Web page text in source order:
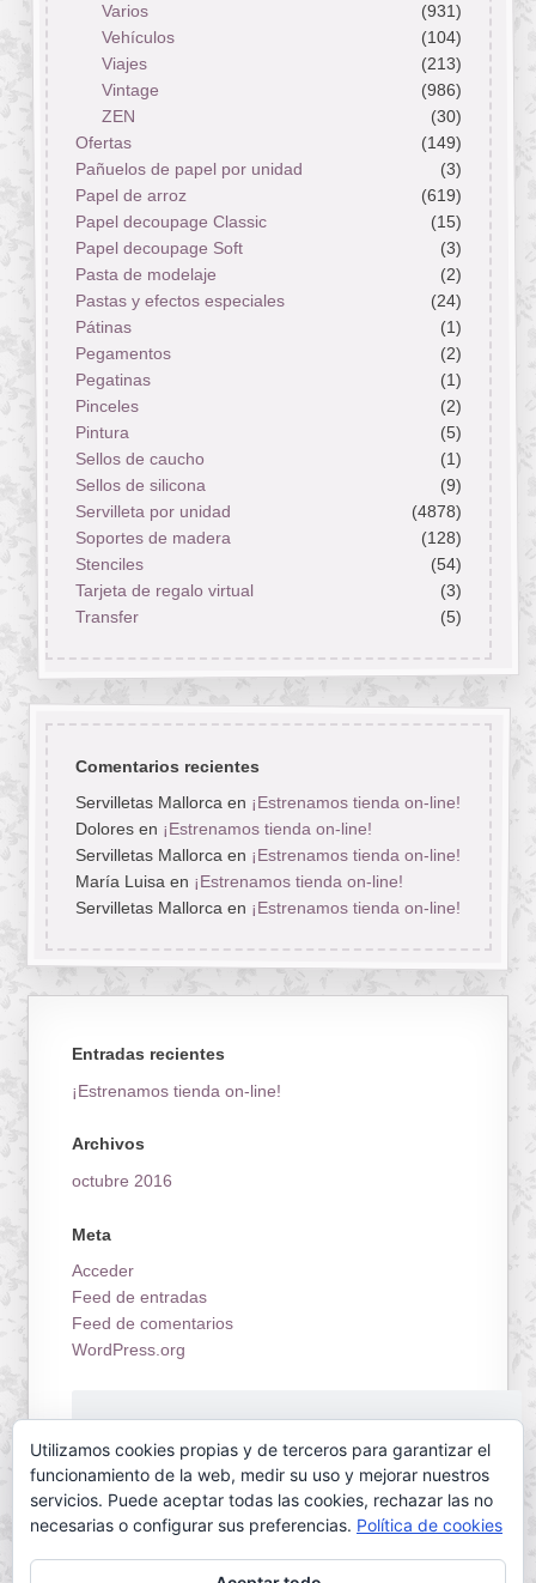
Varios
(931)
Vehículos
(104)
Viajes
(213)
Vintage
(986)
ZEN
(30)
Ofertas
(149)
Pañuelos de papel por unidad
(3)
Papel de arroz
(619)
Papel decoupage Classic
(15)
Papel decoupage Soft
(3)
Pasta de modelaje
(2)
Pastas y efectos especiales
(24)
Pátinas
(1)
Pegamentos
(2)
Pegatinas
(1)
Pinceles
(2)
Pintura
(5)
Sellos de caucho
(1)
Sellos de silicona
(9)
Servilleta por unidad
(4878)
Soportes de madera
(128)
Stenciles
(54)
Tarjeta de regalo virtual
(3)
Transfer
(5)
Comentarios recientes
Servilletas Mallorcaen ¡Estrenamos tienda on-line!
Doloresen ¡Estrenamos tienda on-line!
Servilletas Mallorcaen ¡Estrenamos tienda on-line!
María Luisaen ¡Estrenamos tienda on-line!
Servilletas Mallorcaen ¡Estrenamos tienda on-line!
Entradas recientes
¡Estrenamos tienda on-line!
Archivos
octubre 2016
Meta
Acceder
Feed de entradas
Feed de comentarios
WordPress.org
Utilizamos cookies propias y de terceros para garantizar el
funcionamiento de la web, medir su uso y mejorar nuestros
servicios. Puede aceptar todas las cookies, rechazar las no
necesarias o configurar sus preferencias. Política de cookies